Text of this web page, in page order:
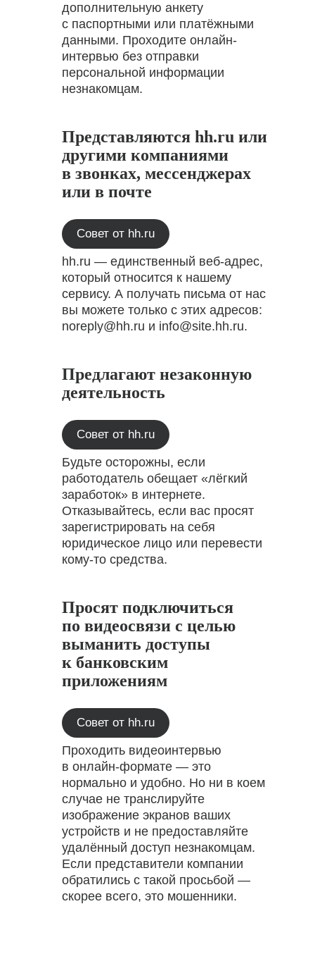
дополнительную анкету
с паспортными или платёжными
данными. Проходите онлайн-
интервью без отправки
персональной информации
незнакомцам.
Представляются hh.ru или
другими компаниями
в звонках, мессенджерах
или в почте
Совет от hh.ru
hh.ru — единственный веб-адрес,
который относится к нашему
сервису. А получать письма от нас
вы можете только с этих адресов:
noreply@hh.ru и info@site.hh.ru.
Предлагают незаконную
деятельность
Совет от hh.ru
Будьте осторожны, если
работодатель обещает «лёгкий
заработок» в интернете.
Отказывайтесь, если вас просят
зарегистрировать на себя
юридическое лицо или перевести
кому-то средства.
Просят подключиться
по видеосвязи с целью
выманить доступы
к банковским
приложениям
Совет от hh.ru
Проходить видеоинтервью
в онлайн-формате — это
нормально и удобно. Но ни в коем
случае не транслируйте
изображение экранов ваших
устройств и не предоставляйте
удалённый доступ незнакомцам.
Если представители компании
обратились с такой просьбой —
скорее всего, это мошенники.